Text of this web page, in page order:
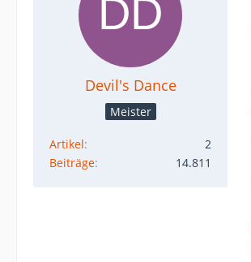
Devil's Dance
Meister
Artikel
2
Beiträge
14.811